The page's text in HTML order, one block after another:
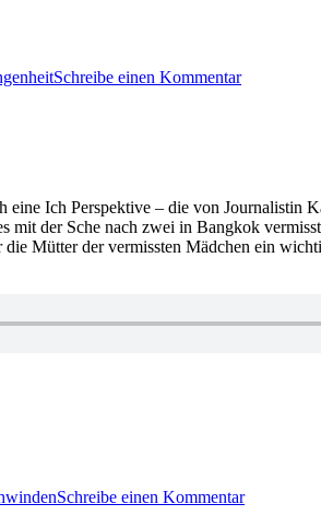
Schreibe einen KommentarChristoffer
Ich Perspektive – die von Journalistin
der Sche nach zwei in Bangkok
Mütter der vermissten Mädchen ein
Schreibe einen KommentarFiona